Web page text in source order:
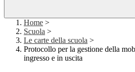
Home >
Scuola >
Le carte della scuola >
Protocollo per la gestione della
ingresso e in uscita